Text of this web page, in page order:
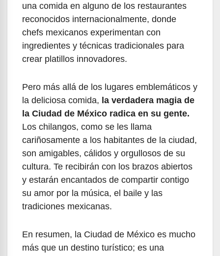
una comida en alguno de los restaurantes
reconocidos internacionalmente, donde
chefs mexicanos experimentan con
ingredientes y técnicas tradicionales para
crear platillos innovadores.
Pero más allá de los lugares emblemáticos y
la deliciosa comida, la verdadera magia de
la Ciudad de México radica en su gente.
Los chilangos, como se les llama
cariñosamente a los habitantes de la ciudad,
son amigables, cálidos y orgullosos de su
cultura. Te recibirán con los brazos abiertos
y estarán encantados de compartir contigo
su amor por la música, el baile y las
tradiciones mexicanas.
En resumen, la Ciudad de México es mucho
más que un destino turístico; es una